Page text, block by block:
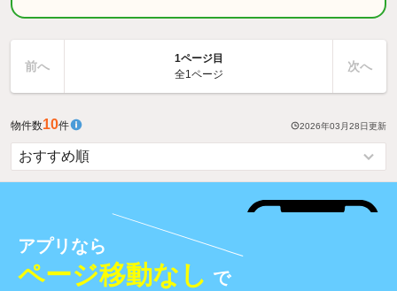
前へ
1ページ目
全1ページ
次へ
物件数10件 2026年03月28日更新
アプリなら
ページ移動なし で